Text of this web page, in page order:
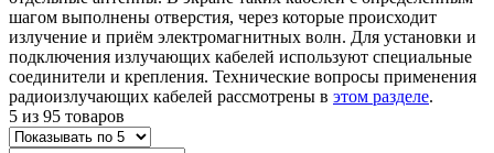
шагом выполнены отверстия, через которые происходит
излучение и приём электромагнитных волн. Для установки и
подключения излучающих кабелей используют специальные
соединители и крепления. Технические вопросы применения
радиоизлучающих кабелей рассмотрены в этом разделе.
5 из 95 товаров